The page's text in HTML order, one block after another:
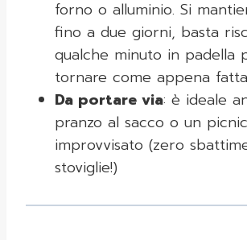
forno o alluminio. Si
fino a due giorni, basta
qualche minuto in padella
tornare come appena
Da portare via: è ideale
pranzo al sacco o un picnic
improvvisato (zero
stoviglie!)